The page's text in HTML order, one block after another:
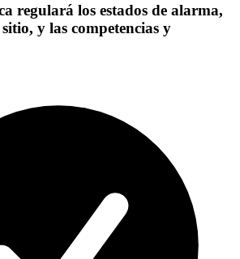
regulará los estados de alarma,
y las competencias y